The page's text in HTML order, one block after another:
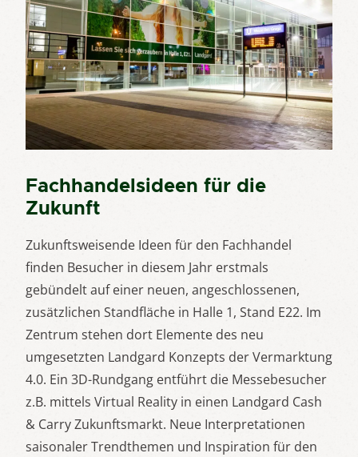
Fachhandelsideen für die
Zukunft
Zukunftsweisende Ideen für den Fachhandel
finden Besucher in diesem Jahr erstmals
gebündelt auf einer neuen, angeschlossenen,
zusätzlichen Standfläche in Halle 1, Stand E22. Im
Zentrum stehen dort Elemente des neu
umgesetzten Landgard Konzepts der Vermarktung
4.0. Ein 3D-Rundgang entführt die Messebesucher
z.B. mittels Virtual Reality in einen Landgard Cash
& Carry Zukunftsmarkt. Neue Interpretationen
saisonaler Trendthemen und Inspiration für den